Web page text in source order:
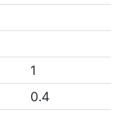
1
0.4